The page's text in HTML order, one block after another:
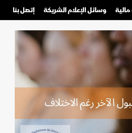
وسائل الإعلام الشريكة إتصل بنا